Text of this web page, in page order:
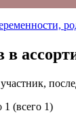
(всего 1)